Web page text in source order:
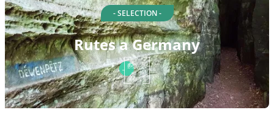
- SELECTION -
Rutes a Germany